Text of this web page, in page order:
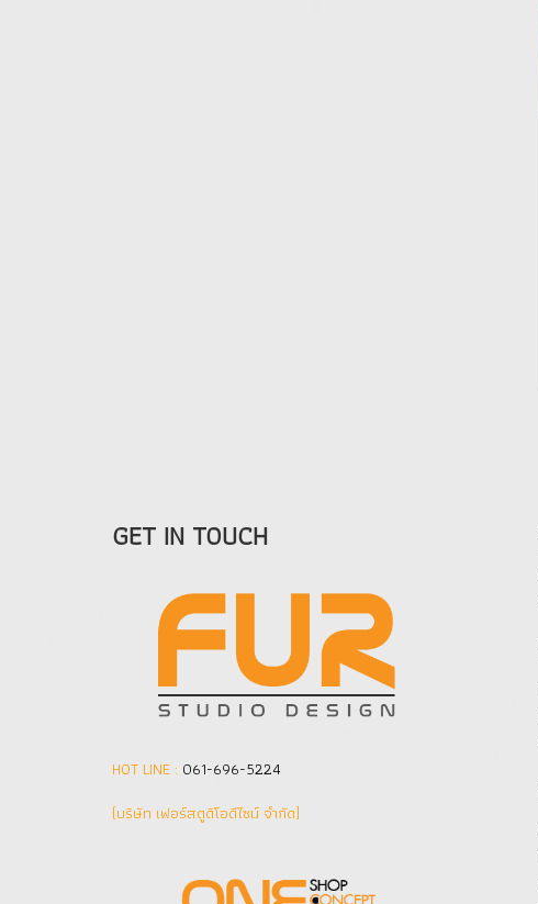
GET IN TOUCH
HOT LINE : 061-696-5224
(บริษัท เฟอร์สตูดิโอดีไซน์ จำกัด]